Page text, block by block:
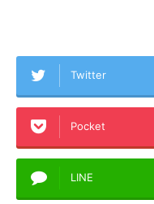
Twitter
Pocket
LINE